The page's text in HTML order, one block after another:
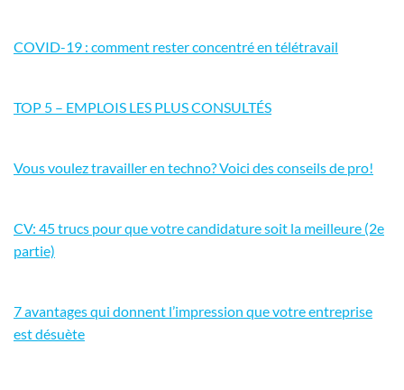
COVID-19 : comment rester concentré en télétravail
TOP 5 – EMPLOIS LES PLUS CONSULTÉS
Vous voulez travailler en techno? Voici des conseils de pro!
CV: 45 trucs pour que votre candidature soit la meilleure (2e
partie)
7 avantages qui donnent l’impression que votre entreprise
est désuète